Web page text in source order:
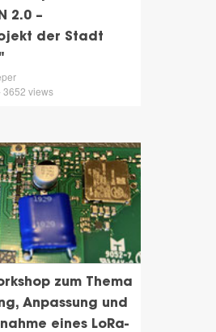
2.0 –
der Stadt
3652 views
zum Thema
Anpassung und
eines LoRa-